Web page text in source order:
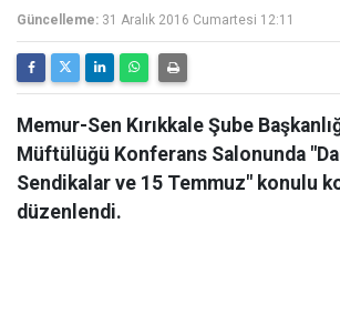
Güncelleme: 31 Aralık 2016 Cumartesi 12:11
Memur-Sen Kırıkkale Şube
Müftülüğü Konferans Salonunda
Sendikalar ve 15 Temmuz" konulu
düzenlendi.